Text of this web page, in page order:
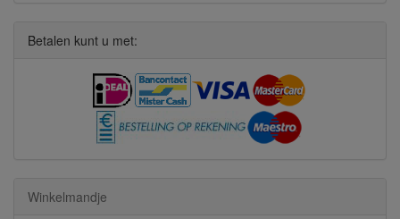
Betalen kunt u met:
Winkelmandje